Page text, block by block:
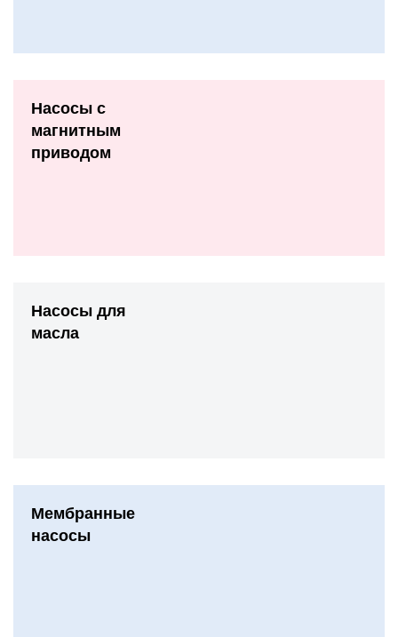
Насосы с
магнитным
приводом
Насосы для
масла
Мембранные
насосы